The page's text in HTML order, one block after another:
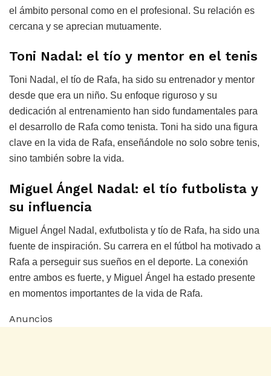
el ámbito personal como en el profesional. Su relación es
cercana y se aprecian mutuamente.
Toni Nadal: el tío y mentor en el tenis
Toni Nadal, el tío de Rafa, ha sido su entrenador y mentor
desde que era un niño. Su enfoque riguroso y su
dedicación al entrenamiento han sido fundamentales para
el desarrollo de Rafa como tenista. Toni ha sido una figura
clave en la vida de Rafa, enseñándole no solo sobre tenis,
sino también sobre la vida.
Miguel Ángel Nadal: el tío futbolista y
su influencia
Miguel Ángel Nadal, exfutbolista y tío de Rafa, ha sido una
fuente de inspiración. Su carrera en el fútbol ha motivado a
Rafa a perseguir sus sueños en el deporte. La conexión
entre ambos es fuerte, y Miguel Ángel ha estado presente
en momentos importantes de la vida de Rafa.
Anuncios